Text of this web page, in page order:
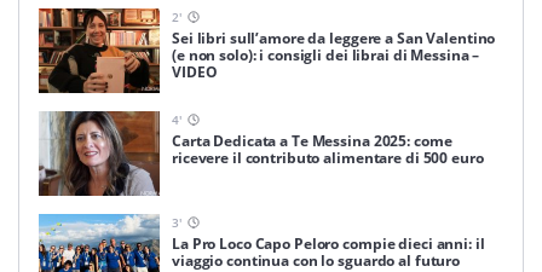
2'
Sei libri sull’amore da leggere a San Valentino
(e non solo): i consigli dei librai di Messina –
VIDEO
4'
Carta Dedicata a Te Messina 2025: come
ricevere il contributo alimentare di 500 euro
3'
La Pro Loco Capo Peloro compie dieci anni: il
viaggio continua con lo sguardo al futuro